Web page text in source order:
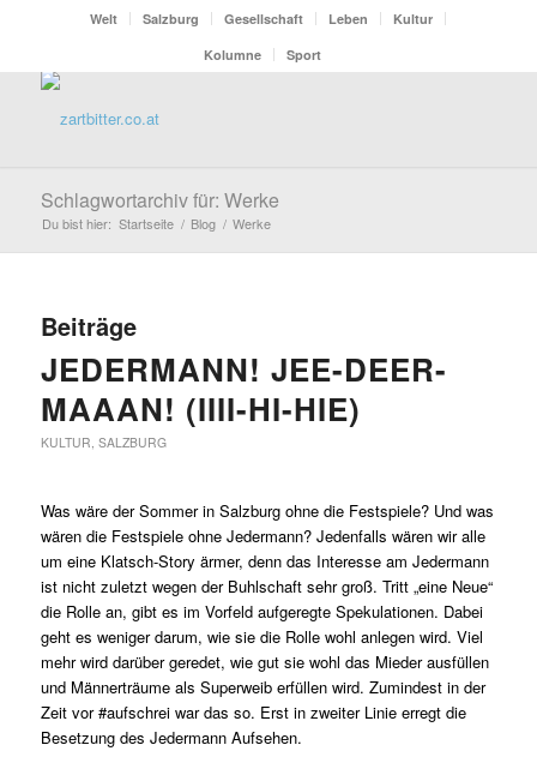
Welt Salzburg Gesellschaft Leben
Kultur
Kolumne
Sport
Schlagwortarchiv für: Werke
Du bist hier: Startseite / Blog / Werke
Beiträge
JEDERMANN! JEE-DEER-
MAAAN! (IIII-HI-HIE)
KULTUR, SALZBURG
Was wäre der Sommer in Salzburg ohne die Festspiele? Und was
wären die Festspiele ohne Jedermann? Jedenfalls wären wir alle
um eine Klatsch-Story ärmer, denn das Interesse am Jedermann
ist nicht zuletzt wegen der Buhlschaft sehr groß. Tritt „eine Neue“
die Rolle an, gibt es im Vorfeld aufgeregte Spekulationen. Dabei
geht es weniger darum, wie sie die Rolle wohl anlegen wird. Viel
mehr wird darüber geredet, wie gut sie wohl das Mieder ausfüllen
und Männerträume als Superweib erfüllen wird. Zumindest in der
Zeit vor #aufschrei war das so. Erst in zweiter Linie erregt die
Besetzung des Jedermann Aufsehen.